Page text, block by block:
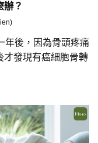
辦？
年後，因為骨頭疼痛
才發現有癌細胞骨轉